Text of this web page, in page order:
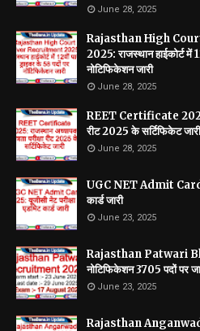
June 28, 2025
Rajasthan High
2025: राजस्थान हाईकोर्ट में
नोटिफिकेशन जारी
June 28, 2025
REET Certificate 2025:
रीट 2025 के सर्टिफिकेट जारी
June 28, 2025
UGC NET Admit Card
कार्ड जारी
June 23, 2025
Rajasthan Patwari
नोटिफिकेशन 3705 पदों पर
June 23, 2025
Rajasthan